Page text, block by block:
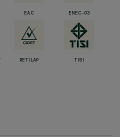
EAC ENEC-03
RETILAP TISI